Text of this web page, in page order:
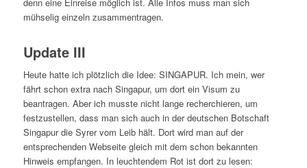
mühselig einzeln zusammentragen.
Update III
Heute hatte ich plötzlich die Idee: SINGAPUR. Ich mein, wer
fährt schon extra nach Singapur, um dort ein Visum zu
beantragen. Aber ich musste nicht lange recherchieren, um
festzustellen, dass man sich auch in der deutschen Botschaft
Singapur die Syrer vom Leib hält. Dort wird man auf der
entsprechenden Webseite gleich mit dem schon bekannten
Hinweis empfangen. In leuchtendem Rot ist dort zu lesen: